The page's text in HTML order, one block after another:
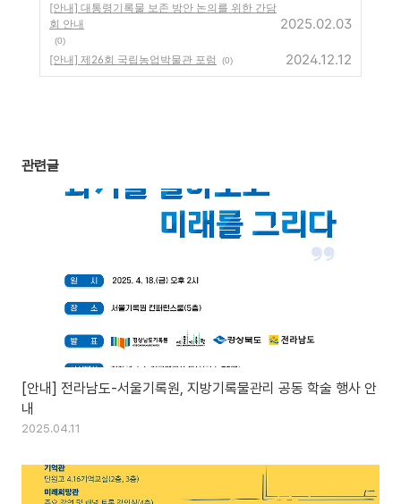
[안내] 대통령기록물 보존 방안 논의를 위한 간담
회 안내
(0)
2025.02.03
[안내] 제26회 국립농업박물관 포럼 (0) 2024.12.12
관련글
[안내] 전라남도-서울기록원, 지방기록물관리 공동 학술 행사 안
내
2025.04.11